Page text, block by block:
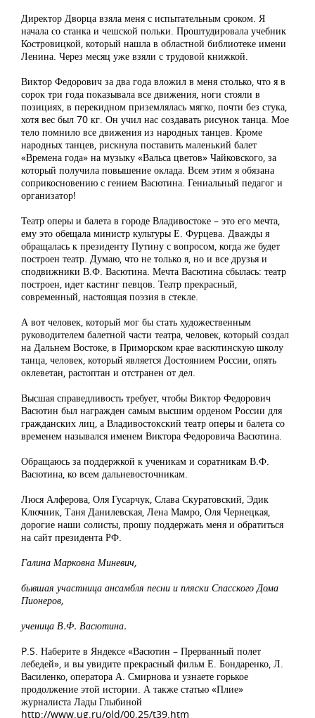
Директор Дворца взяла меня с испытательным сроком. Я
начала со станка и чешской польки. Проштудировала учебник
Костровицкой, который нашла в областной библиотеке имени
Ленина. Через месяц уже взяли с трудовой книжкой.
Виктор Федорович за два года вложил в меня столько, что я в
сорок три года показывала все движения, ноги стояли в
позициях, в перекидном приземлялась мягко, почти без стука,
хотя вес был 70 кг. Он учил нас создавать рисунок танца. Мое
тело помнило все движения из народных танцев. Кроме
народных танцев, рискнула поставить маленький балет
«Времена года» на музыку «Вальса цветов» Чайковского, за
который получила повышение оклада. Всем этим я обязана
соприкосновению с гением Васютина. Гениальный педагог и
организатор!
Театр оперы и балета в городе Владивостоке – это его мечта,
ему это обещала министр культуры Е. Фурцева. Дважды я
обращалась к президенту Путину с вопросом, когда же будет
построен театр. Думаю, что не только я, но и все друзья и
сподвижники В.Ф. Васютина. Мечта Васютина сбылась: театр
построен, идет кастинг певцов. Театр прекрасный,
современный, настоящая поэзия в стекле.
А вот человек, который мог бы стать художественным
руководителем балетной части театра, человек, который создал
на Дальнем Востоке, в Приморском крае васютинскую школу
танца, человек, который является Достоянием России, опять
оклеветан, растоптан и отстранен от дел.
Высшая справедливость требует, чтобы Виктор Федорович
Васютин был награжден самым высшим орденом России для
гражданских лиц, а Владивостокский театр оперы и балета со
временем назывался именем Виктора Федоровича Васютина.
Обращаюсь за поддержкой к ученикам и соратникам В.Ф.
Васютина, ко всем дальневосточникам.
Люся Алферова, Оля Гусарчук, Слава Скуратовский, Эдик
Ключник, Таня Данилевская, Лена Мамро, Оля Чернецкая,
дорогие наши солисты, прошу поддержать меня и обратиться
на сайт президента РФ.
Галина Марковна Миневич,
бывшая участница ансамбля песни и пляски Спасского Дома
Пионеров,
ученица В.Ф. Васютина.
P.S. Наберите в Яндексе «Васютин – Прерванный полет
лебедей», и вы увидите прекрасный фильм Е. Бондаренко, Л.
Василенко, оператора А. Смирнова и узнаете горькое
продолжение этой истории. А также статью «Плие»
журналиста Лады Глыбиной
http://www.ug.ru/old/00.25/t39.htm